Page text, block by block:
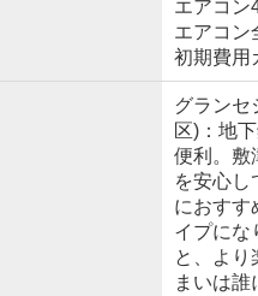
エアコン
エアコン
初期費用
グランセ
区)：地
便利。敷
を安心し
におすす
イプにな
と、より
まいは誰